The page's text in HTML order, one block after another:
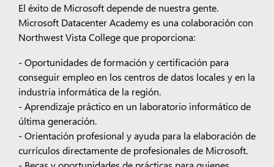
El éxito de Microsoft depende de nuestra gente.
Microsoft Datacenter Academy es una colaboración con
Northwest Vista College que proporciona:
- Oportunidades de formación y certificación para
conseguir empleo en los centros de datos locales y en la
industria informática de la región.
- Aprendizaje práctico en un laboratorio informático de
última generación.
- Orientación profesional y ayuda para la elaboración de
currículos directamente de profesionales de Microsoft.
- Becas y oportunidades de prácticas para quienes